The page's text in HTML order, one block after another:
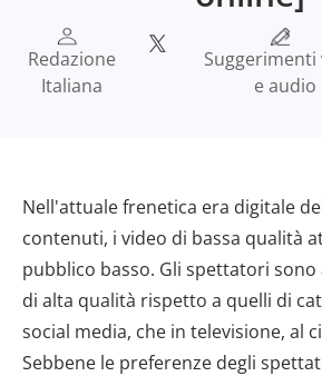
Redazione
Italiana
Suggerimenti
e audio
Nell'attuale frenetica era digitale
contenuti, i video di bassa qualità
pubblico basso. Gli spettatori
di alta qualità rispetto a quelli di
social media, che in televisione, al
Sebbene le preferenze degli